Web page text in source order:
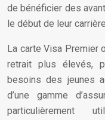
de bénéficier des
le début de leur
La carte Visa
retrait plus élevés,
besoins des jeunes
d’une gamme
particulièrement